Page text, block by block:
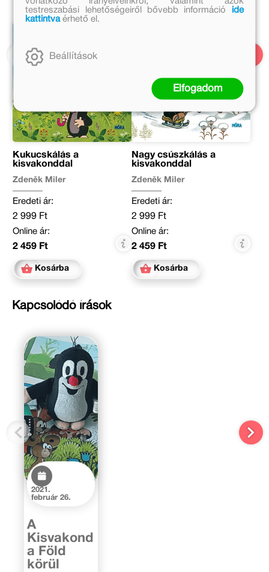
Kukucskálás a
kisvakonddal
Zdeněk Miler
Eredeti ár:
2 999 Ft
Online ár:
2 459 Ft
Kosárba
Nagy csúszkálás a
kisvakonddal
Zdeněk Miler
Eredeti ár:
2 999 Ft
Online ár:
2 459 Ft
Kosárba
Kapcsolódó írások
2021.
február 26.
A
Kisvakond
a Föld
körül
testreszabási lehetőségeiről bővebb információ
ide
kattintvaérhető el.
Beállítások
Elfogadom